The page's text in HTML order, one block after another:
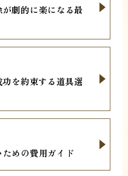
劇的に楽になる最
を約束する道具選
めの費用ガイド